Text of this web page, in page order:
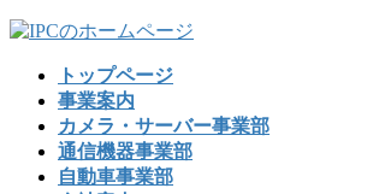
コ
ナ
トップページ
事業案内
カメラ・サーバー事業部
通信機器事業部
自動車事業部